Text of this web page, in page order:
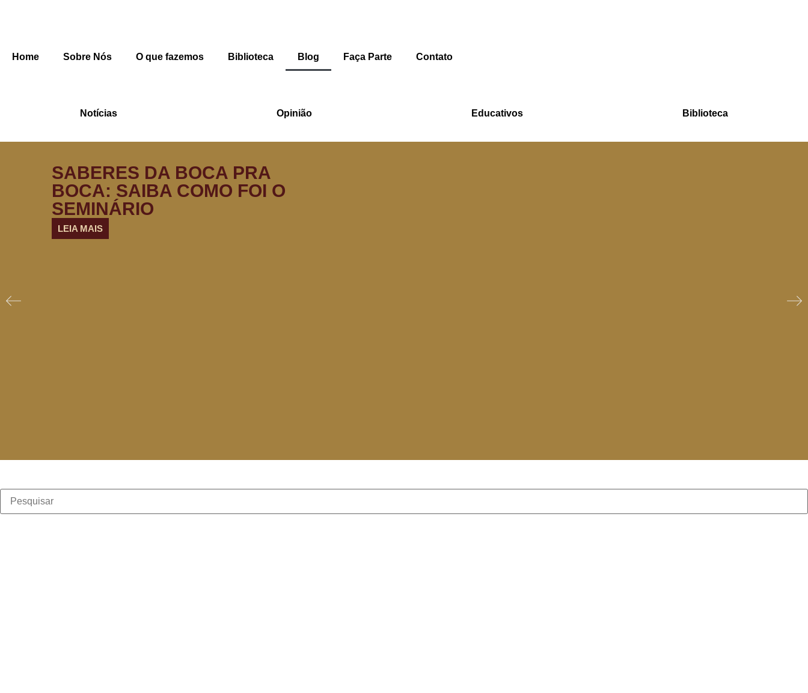
Home Sobre Nós O que fazemos Biblioteca Blog Faça Parte Contato
Notícias Opinião Educativos Biblioteca
SABERES DA BOCA PRA
BOCA: SAIBA COMO FOI O
SEMINÁRIO
LEIA MAIS